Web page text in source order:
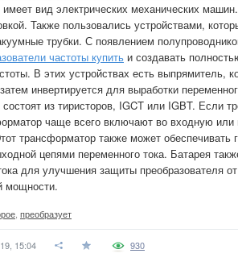
имеет вид электрических механических
Также пользовались устройствами,
трубки. С появлением
частоты купить и создавать
В этих устройствах есть выпрямитель,
инвертируется для выработки
из тиристоров, IGCT или IGBT. Если
чаще всего включают во входную
трансформатор также может обеспечивать
цепями переменного тока. Батарея
для улучшения защиты преобразователя
мощности.
преобразует
15:04 930